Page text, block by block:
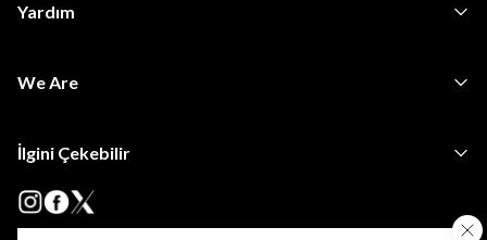
Yardım
We Are
İlgini Çekebilir